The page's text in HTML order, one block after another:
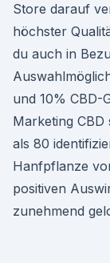
Store darauf
höchster
du auch in
und 10% CBD-
Marketing
als 80
Hanfpflanze
positiven
zunehmend